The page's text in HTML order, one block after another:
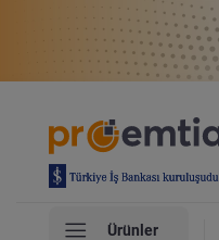
Ürünler